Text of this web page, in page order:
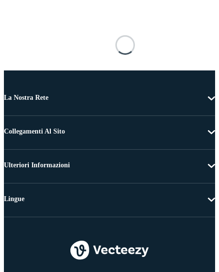
La Nostra Rete
Collegamenti Al Sito
Ulteriori Informazioni
Lingue